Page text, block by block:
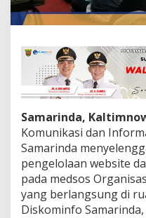
Samarinda,
Komunikasi dan
Samarinda
pengelolaan website
pada medsos
yang berlangsung di
Diskominfo